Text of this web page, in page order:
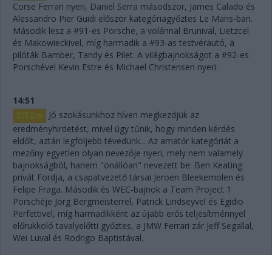
Corse Ferrari nyeri, Daniel Serra másodszor, James Calado és
Alessandro Pier Guidi először kategóriagyőztes Le Mans-ban.
Második lesz a #91-es Porsche, a volánnal Brunival, Lietzcel
és Makowieckivel, míg harmadik a #93-as testvérautó, a
pilóták Bamber, Tandy és Pilet. A világbajnokságot a #92-es
Porschével Kevin Estre és Michael Christensen nyeri.
14:51
Jó szokásunkhoz híven megkezdjük az
eredményhirdetést, mivel úgy tűnik, hogy minden kérdés
eldőlt, aztán legföljebb tévedünk... Az amatőr kategóriát a
mezőny egyetlen olyan nevezője nyeri, mely nem valamely
bajnokságból, hanem "önállóan" nevezett be: Ben Keating
privát Fordja, a csapatvezető társai Jeroen Bleekemolen és
Felipe Fraga. Második és WEC-bajnok a Team Project 1
Porschéje Jörg Bergmeisterrel, Patrick Lindseyvel és Egidio
Perfettivel, míg harmadikként az újabb erős teljesítménnyel
előrukkoló tavalyelőtti győztes, a JMW Ferrari zár Jeff Segallal,
Wei Luval és Rodrigo Baptistával.